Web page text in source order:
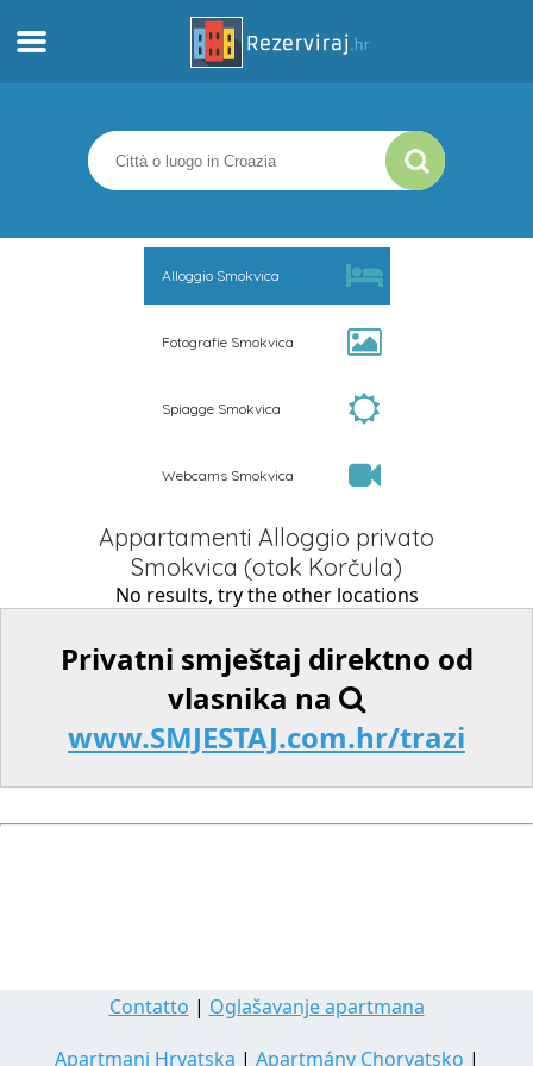
Appartamenti
Informazioni turistiche
Alloggio Smokvica
Fotografie Smokvica
Spiagge Smokvica
Webcams Smokvica
Appartamenti Alloggio privato
Smokvica (otok Korčula)
No results, try the other locations
Privatni smještaj direktno od
vlasnika na
www.SMJESTAJ.com.hr/trazi
Contatto | Oglašavanje apartmana
Apartmani Hrvatska | Apartmány Chorvatsko |